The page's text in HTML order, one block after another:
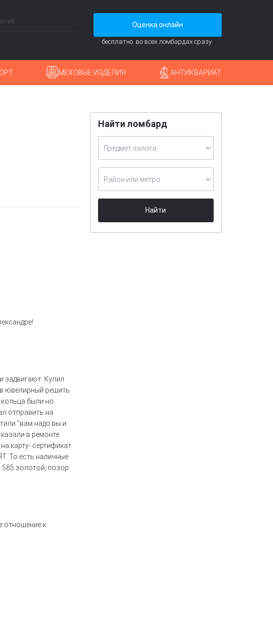
Оценка онлайн
бесплатно. во всех ломбардах сразу.
МЕХОВЫЕ ИЗДЕЛИЯ АНТИКВАРИАТ
задвигают. Купил
ювелирный решить
были но
отправить на
"вам надо вы и
в ремонте
карту- сертификат
То есть наличные
золотой, позор.
отношение к
Найти ломбард
Предмет залога
Район или метро
Найти